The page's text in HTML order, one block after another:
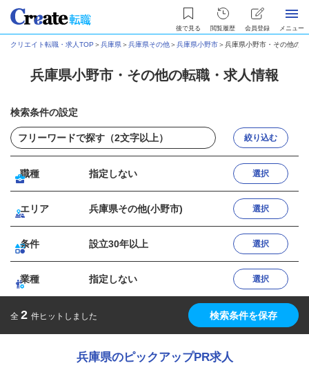
後で見る 閲覧履歴 会員登録 メニュー
クリエイト転職・求人TOP ＞兵庫県＞兵庫県その他＞兵庫県小野市＞兵庫県小野市・その他の
兵庫県小野市・その他の転職・求人情報
検索条件の設定
絞り込む
職種 指定しない 選択
エリア 兵庫県その他(小野市) 選択
条件 設立30年以上 選択
業種 指定しない 選択
全 2 件ヒットしました 検索条件を保存
兵庫県のピックアップPR求人